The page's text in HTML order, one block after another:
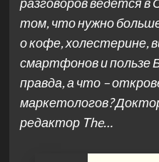
том, что нужно
о кофе, холестерине,
смартфонов и пользе
правда, а что –
маркетологов?
редактор The…